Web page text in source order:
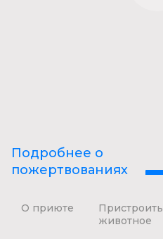
Подробнее о
пожертвованиях
О приюте
Пристроить
животное